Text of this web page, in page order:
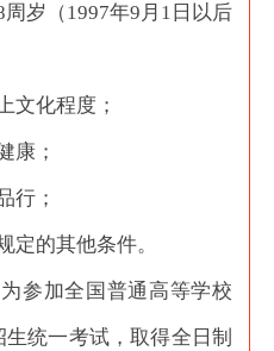
岁（1997年9月1日以后
文化程度；
康；
行；
定的其他条件。
参加全国普通高等学校
生统一考试，取得全日制